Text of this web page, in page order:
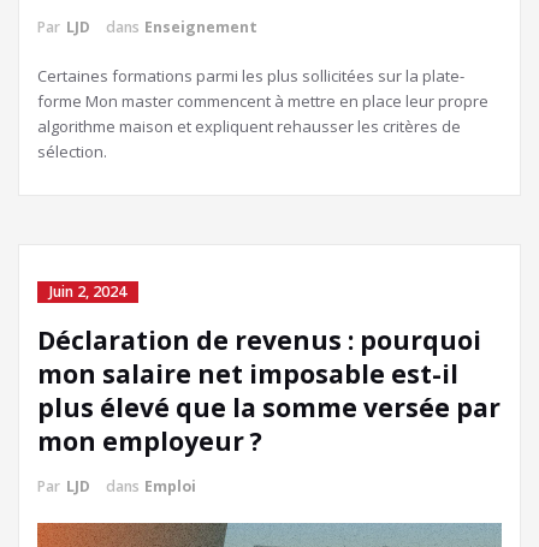
Par LJD dans Enseignement
Certaines formations parmi les plus sollicitées sur la plate-
forme Mon master commencent à mettre en place leur propre
algorithme maison et expliquent rehausser les critères de
sélection.
Juin 2, 2024
Déclaration de revenus : pourquoi
mon salaire net imposable est-il
plus élevé que la somme versée par
mon employeur ?
Par LJD dans Emploi